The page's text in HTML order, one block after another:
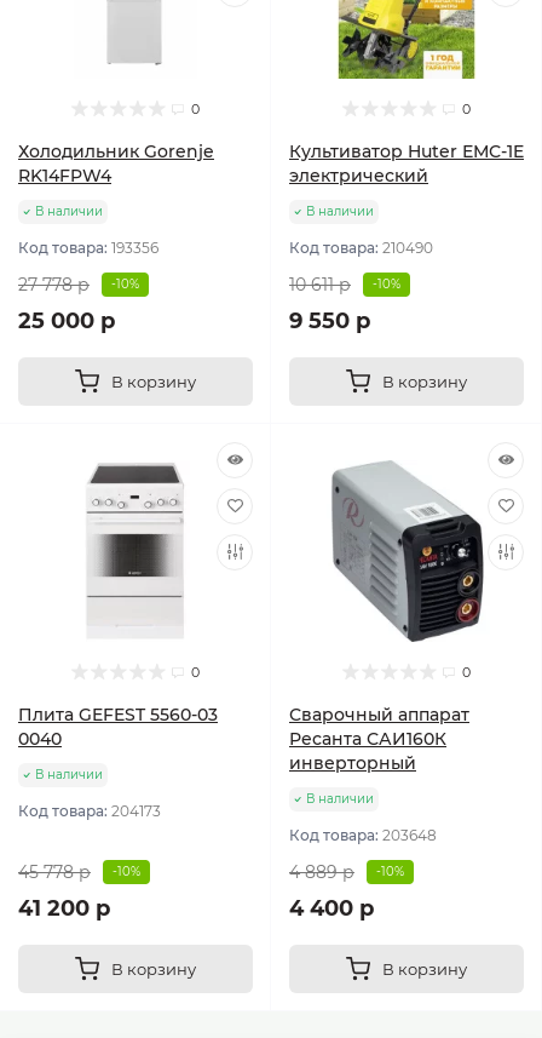
0
Холодильник Gorenje
RK14FPW4
В наличии
Код товара: 193356
27 778 р -10%
25 000 р
В корзину
0
Культиватор Huter ЕМС-1E
электрический
В наличии
Код товара: 210490
10 611 р -10%
9 550 р
В корзину
0
Плита GEFEST 5560-03
0040
В наличии
Код товара: 204173
45 778 р -10%
41 200 р
В корзину
0
Сварочный аппарат
Ресанта САИ160К
инверторный
В наличии
Код товара: 203648
4 889 р -10%
4 400 р
В корзину